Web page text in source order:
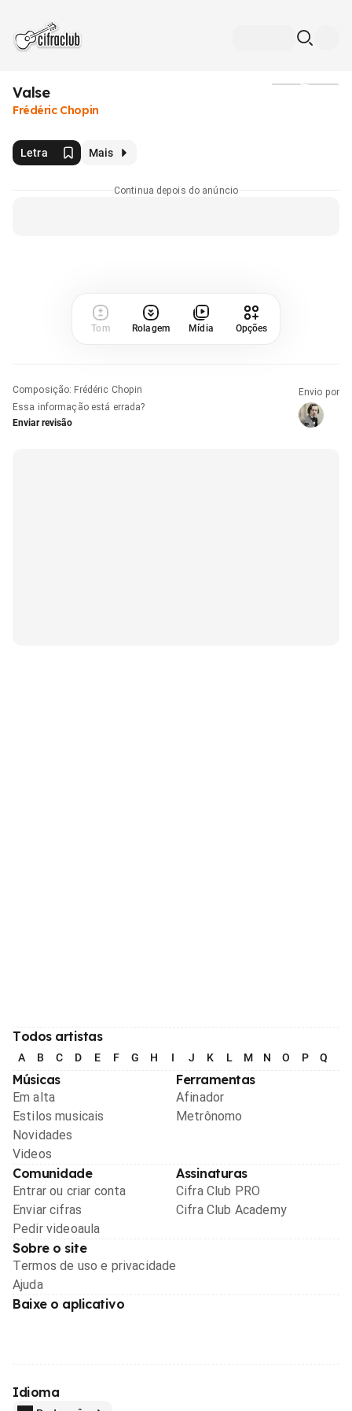
Valse
Frédéric Chopin
Letra Mais
Continua depois do anúncio
Tom Rolagem Mídia Opções
Composição: Frédéric Chopin
Essa informação está errada?
Enviar revisão
Envio por
Todos artistas
A B C D E F G H I J K L M N O P Q
Músicas
Em alta
Estilos musicais
Novidades
Videos
Ferramentas
Afinador
Metrônomo
Comunidade
Entrar ou criar conta
Enviar cifras
Pedir videoaula
Assinaturas
Cifra Club PRO
Cifra Club Academy
Sobre o site
Termos de uso e privacidade
Ajuda
Baixe o aplicativo
Idioma